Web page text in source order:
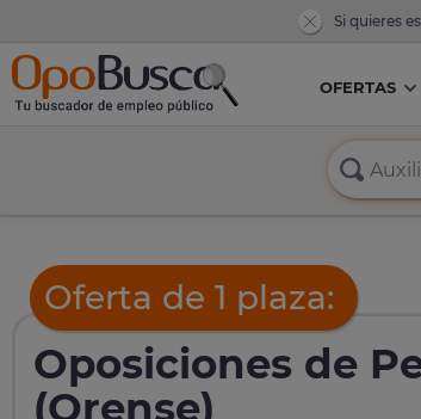
Si quieres
OFERTAS
Oferta de 1 plaza:
Oposiciones de
(Orense)